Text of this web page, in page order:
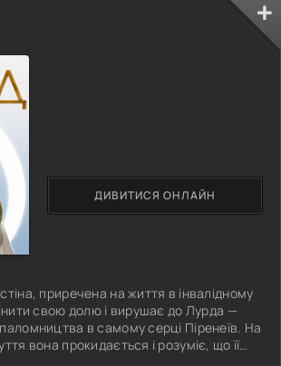
приречена на життя в інвалідному
свою долю і вирушає до Лурда —
в самому серці Піренеїв. На
вона прокидається і розуміє, що її
ДИВИТИСЯ ОНЛАЙН